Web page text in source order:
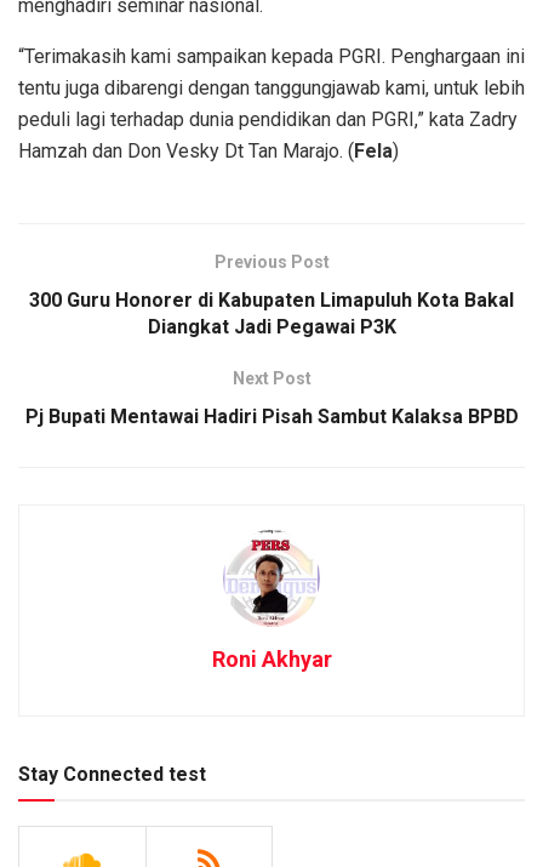
menghadiri seminar nasional.
“Terimakasih kami sampaikan kepada PGRI. Penghargaan ini
tentu juga dibarengi dengan tanggungjawab kami, untuk lebih
peduli lagi terhadap dunia pendidikan dan PGRI,” kata Zadry
Hamzah dan Don Vesky Dt Tan Marajo. (Fela)
Previous Post
300 Guru Honorer di Kabupaten Limapuluh Kota Bakal
Diangkat Jadi Pegawai P3K
Next Post
Pj Bupati Mentawai Hadiri Pisah Sambut Kalaksa BPBD
Roni Akhyar
Stay Connected test